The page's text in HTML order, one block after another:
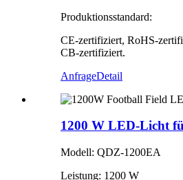
Produktionsstandard:
CE-zertifiziert, RoHS-
CB-zertifiziert.
AnfrageDetail
1200 W LED-Licht
Modell: QDZ-1200EA
Leistung: 1200 W